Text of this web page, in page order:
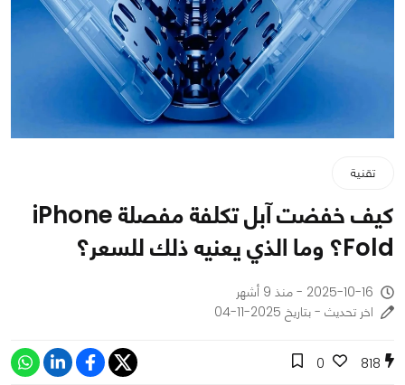
تقنية
كيف خفضت آبل تكلفة مفصلة iPhone
Fold؟ وما الذي يعنيه ذلك للسعر؟
2025-10-16 - منذ 9 أشهر
اخر تحديث - بتاريخ 2025-11-04
818
0